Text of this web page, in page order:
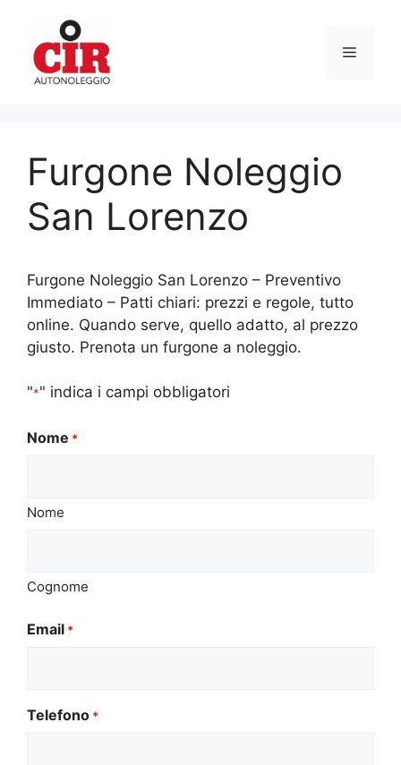
contenuto
Menu
Furgone Noleggio
San Lorenzo
Furgone Noleggio San Lorenzo – Preventivo
Immediato – Patti chiari: prezzi e regole, tutto
online. Quando serve, quello adatto, al prezzo
giusto. Prenota un furgone a noleggio.
"*" indica i campi obbligatori
Nome *
Nome
Cognome
Email *
Telefono *